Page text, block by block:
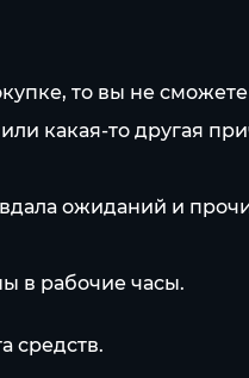
то вы не
какая-то другая
ожиданий и
в рабочие часы.
средств.